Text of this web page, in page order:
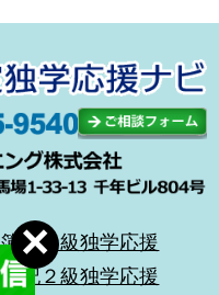
簿記１級独学応援
簿記２級独学応援